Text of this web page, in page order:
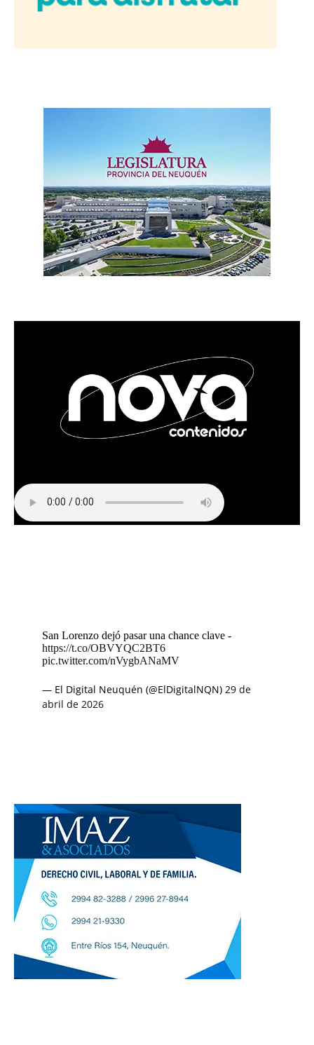
San Lorenzo dejó pasar una chance clave -
https://t.co/OBVYQC2BT6
pic.twitter.com/nVygbANaMV
— El Digital Neuquén (@ElDigitalNQN) 29 de
abril de 2026